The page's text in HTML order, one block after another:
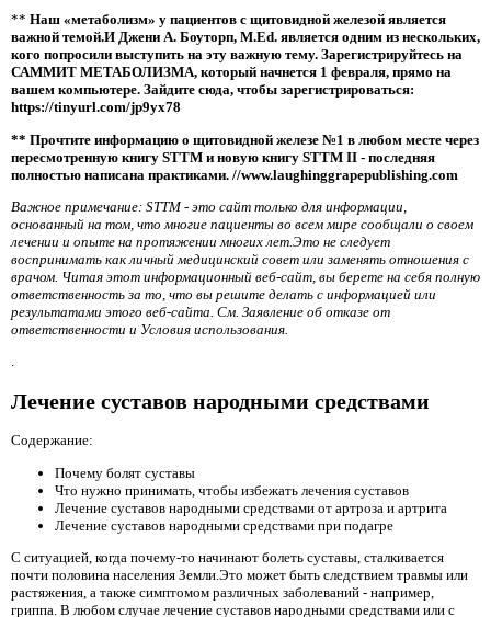
** Наш «метаболизм» у пациентов с щитовидной железой является
важной темой.И Джени А. Боуторп, M.Ed. является одним из нескольких,
кого попросили выступить на эту важную тему. Зарегистрируйтесь на
САММИТ МЕТАБОЛИЗМА, который начнется 1 февраля, прямо на
вашем компьютере. Зайдите сюда, чтобы зарегистрироваться:
https://tinyurl.com/jp9yx78
** Прочтите информацию о щитовидной железе №1 в любом месте через
пересмотренную книгу STTM и новую книгу STTM II - последняя
полностью написана практиками. //www.laughinggrapepublishing.com
Важное примечание: STTM - это сайт только для информации,
основанный на том, что многие пациенты во всем мире сообщали о своем
лечении и опыте на протяжении многих лет.Это не следует
воспринимать как личный медицинский совет или заменять отношения с
врачом. Читая этот информационный веб-сайт, вы берете на себя полную
ответственность за то, что вы решите делать с информацией или
результатами этого веб-сайта. См. Заявление об отказе от
ответственности и Условия использования.
.
Лечение суставов народными средствами
Содержание:
Почему болят суставы
Что нужно принимать, чтобы избежать лечения суставов
Лечение суставов народными средствами от артроза и артрита
Лечение суставов народными средствами при подагре
С ситуацией, когда почему-то начинают болеть суставы, сталкивается
почти половина населения Земли.Это может быть следствием травмы или
растяжения, а также симптомом различных заболеваний - например,
гриппа. В любом случае лечение суставов народными средствами или с